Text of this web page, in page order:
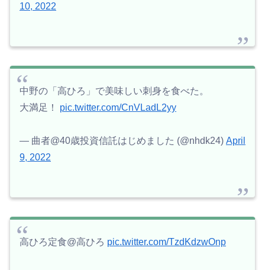
10, 2022
中野の「高ひろ」で美味しい刺身を食べた。
大満足！ pic.twitter.com/CnVLadL2yy
— 曲者@40歳投資信託はじめました (@nhdk24) April
9, 2022
高ひろ定食@高ひろ pic.twitter.com/TzdKdzwOnp